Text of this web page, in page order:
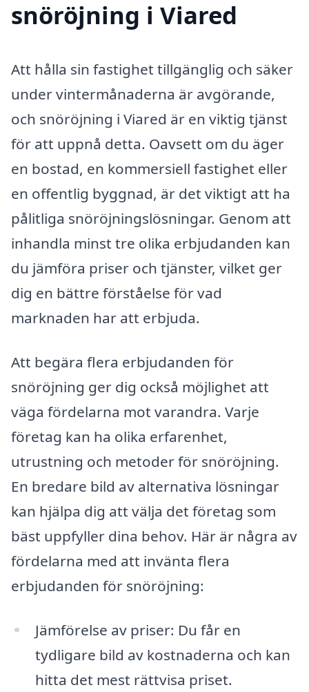
snöröjning i Viared
Att hålla sin fastighet tillgänglig och säker
under vintermånaderna är avgörande,
och snöröjning i Viared är en viktig tjänst
för att uppnå detta. Oavsett om du äger
en bostad, en kommersiell fastighet eller
en offentlig byggnad, är det viktigt att ha
pålitliga snöröjningslösningar. Genom att
inhandla minst tre olika erbjudanden kan
du jämföra priser och tjänster, vilket ger
dig en bättre förståelse för vad
marknaden har att erbjuda.
Att begära flera erbjudanden för
snöröjning ger dig också möjlighet att
väga fördelarna mot varandra. Varje
företag kan ha olika erfarenhet,
utrustning och metoder för snöröjning.
En bredare bild av alternativa lösningar
kan hjälpa dig att välja det företag som
bäst uppfyller dina behov. Här är några av
fördelarna med att invänta flera
erbjudanden för snöröjning:
Jämförelse av priser: Du får en
tydligare bild av kostnaderna och kan
hitta det mest rättvisa priset.